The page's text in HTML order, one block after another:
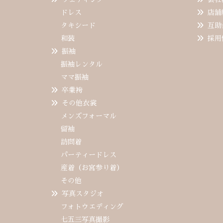
ドレス
タキシード
和装
振袖
振袖レンタル
ママ振袖
卒業袴
その他衣裳
メンズフォーマル
留袖
訪問着
パーティードレス
産着（お宮参り着）
その他
写真スタジオ
フォトウエディング
七五三写真撮影
店舗
互助
採用